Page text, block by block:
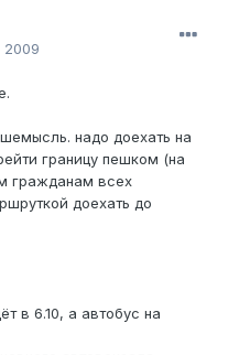
2009
надо доехать на
границу пешком (на
гражданам всех
доехать до
в 6.10, а автобус на